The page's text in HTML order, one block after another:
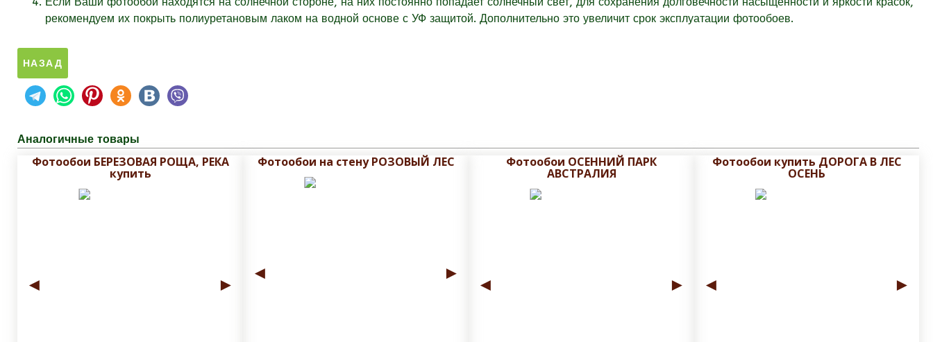
рекомендуем их покрыть полиуретановым лаком на водной основе с УФ защитой. Дополнительно это увеличит срок эксплуатации фотообоев.
Аналогичные товары
Фотообои БЕРЕЗОВАЯ РОЩА, РЕКА
купить
◄ ►
Фотообои на стену РОЗОВЫЙ ЛЕС
◄ ►
Фотообои ОСЕННИЙ ПАРК
АВСТРАЛИЯ
◄ ►
Фотообои купить ДОРОГА В ЛЕС
ОСЕНЬ
◄ ►